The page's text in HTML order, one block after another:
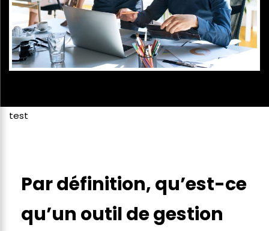
test
Par définition, qu’est-ce
qu’un outil de gestion